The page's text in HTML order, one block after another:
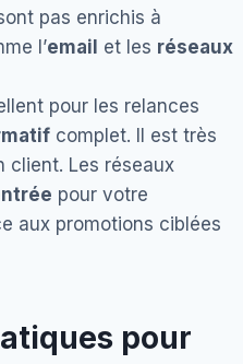
pas enrichis à
l’email et les réseaux
pour les relances
complet. Il est très
client. Les réseaux
pour votre
aux promotions ciblées
pour